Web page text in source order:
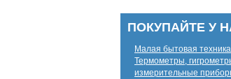
ПОКУПАЙТЕ У
Малая бытовая техника
Термометры,
измерительные